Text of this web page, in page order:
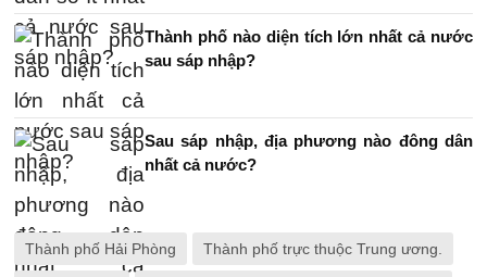
Thành phố nào diện tích lớn nhất cả nước
sau sáp nhập?
Sau sáp nhập, địa phương nào đông dân
nhất cả nước?
Thành phố Hải Phòng Thành phố trực thuộc Trung ương.